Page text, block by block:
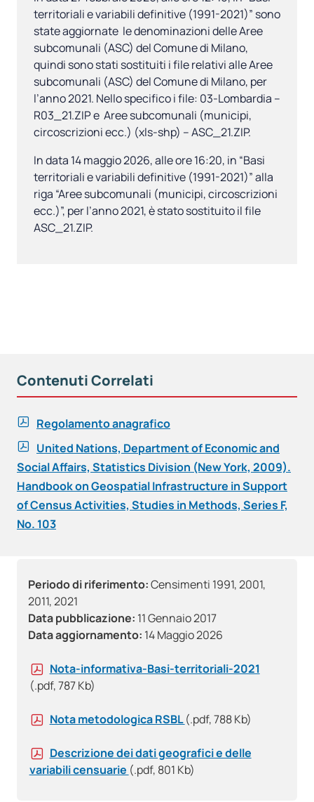
Periodo di riferimento:Censimenti 1991, 2001,
2011, 2021
Data pubblicazione: 11 Gennaio 2017
Data aggiornamento: 14 Maggio 2026
Nota-informativa-Basi-territoriali-2021
(.pdf, 787 Kb)
Nota metodologica RSBL(.pdf, 788 Kb)
Descrizione dei dati geografici e delle
variabili censuarie (.pdf, 801 Kb)
territoriali e variabili definitive (1991-2021)” sono
state aggiornate le denominazioni delle Aree
subcomunali (ASC) del Comune di Milano,
quindi sono stati sostituiti i file relativi alle Aree
subcomunali (ASC) del Comune di Milano, per
l’anno 2021. Nello specifico i file: 03-Lombardia –
R03_21.ZIP e Aree subcomunali (municipi,
circoscrizioni ecc.) (xls-shp) – ASC_21.ZIP.
In data 14 maggio 2026, alle ore 16:20, in “Basi
territoriali e variabili definitive (1991-2021)” alla
riga “Aree subcomunali (municipi, circoscrizioni
ecc.)”, per l’anno 2021, è stato sostituito il file
ASC_21.ZIP.
Contenuti Correlati
Regolamento anagrafico
United Nations, Department of Economic and
Social Affairs, Statistics Division (New York, 2009).
Handbook on Geospatial Infrastructure in Support
of Census Activities, Studies in Methods, Series F,
No. 103